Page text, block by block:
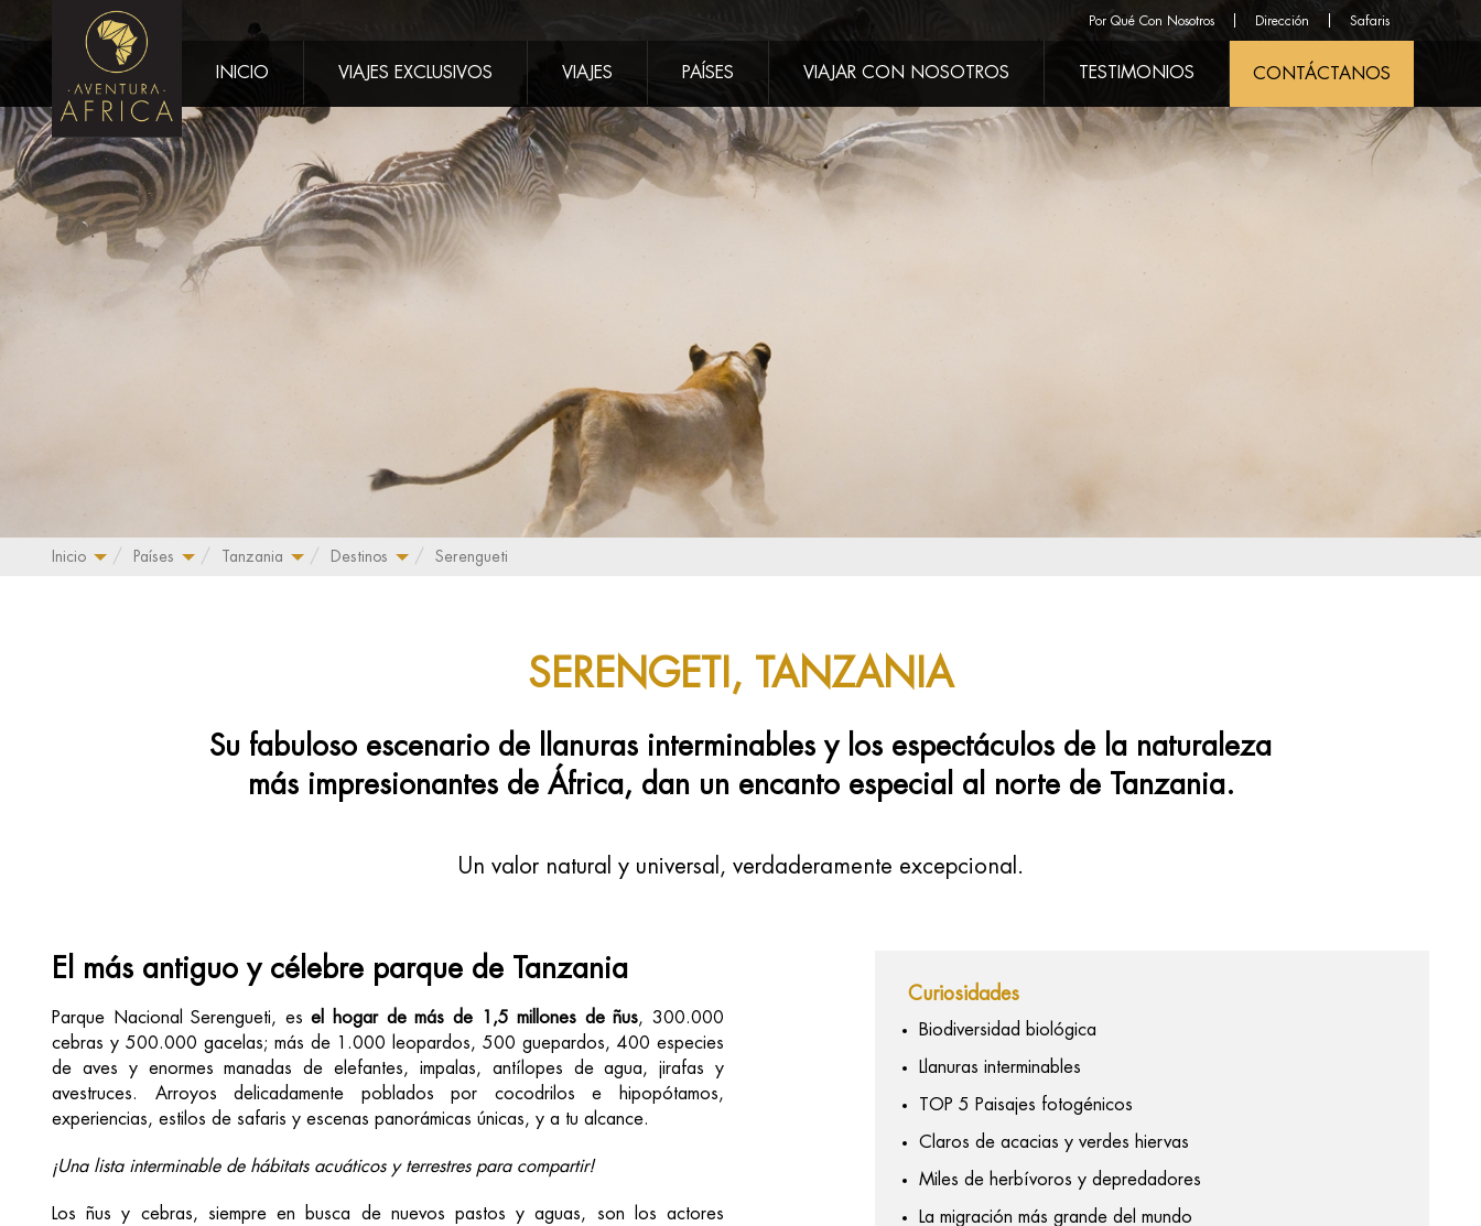
Inicio Países Tanzania Destinos Serengueti
Por Qué Con Nosotros Dirección Safaris
INICIO VIAJES EXCLUSIVOS VIAJES PAÍSES VIAJAR CON NOSOTROS TESTIMONIOS CONTÁCTANOS
SERENGETI, TANZANIA
Su fabuloso escenario de llanuras interminables y los espectáculos de la naturaleza
más impresionantes de África, dan un encanto especial al norte de Tanzania.
Un valor natural y universal, verdaderamente excepcional.
El más antiguo y célebre parque de Tanzania
Parque Nacional Serengueti, es el hogar de más de 1,5 millones de ñus, 300.000
cebras y 500.000 gacelas; más de 1.000 leopardos, 500 guepardos, 400 especies
de aves y enormes manadas de elefantes, impalas, antílopes de agua, jirafas y
avestruces. Arroyos delicadamente poblados por cocodrilos e hipopótamos,
experiencias, estilos de safaris y escenas panorámicas únicas, y a tu alcance.
¡Una lista interminable de hábitats acuáticos y terrestres para compartir!
Los ñus y cebras, siempre en busca de nuevos pastos y aguas, son los actores
Curiosidades
Biodiversidad biológica
Llanuras interminables
TOP 5 Paisajes fotogénicos
Claros de acacias y verdes hiervas
Miles de herbívoros y depredadores
La migración más grande del mundo